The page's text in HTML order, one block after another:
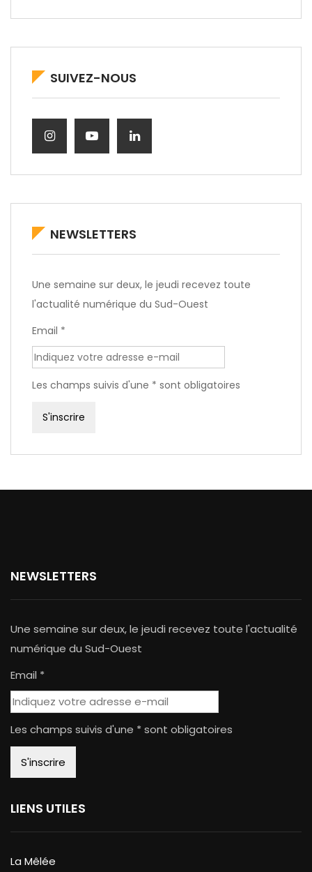
SUIVEZ-NOUS
NEWSLETTERS
Une semaine sur deux, le jeudi recevez toute
l'actualité numérique du Sud-Ouest
Email *
Les champs suivis d'une * sont obligatoires
NEWSLETTERS
Une semaine sur deux, le jeudi recevez toute l'actualité
numérique du Sud-Ouest
Email *
Les champs suivis d'une * sont obligatoires
LIENS UTILES
La Mêlée